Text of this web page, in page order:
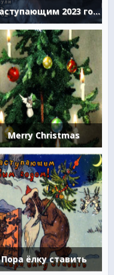
С наступающим 2023 годом
Merry Christmas
Пора ёлку ставить